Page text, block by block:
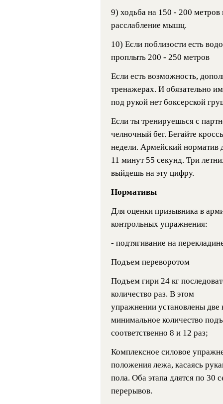
9) ходьба на 150 - 200
расслабление мышц.
10) Если поблизости есть
проплыть 200 - 250 метров
Если есть возможность,
тренажерах. И обязательно
под рукой нет боксерской
Если ты тренируешься с
челночный бег. Бегайте
недели. Армейский норматив
11 минут 55 секунд. Три
выйдешь на эту цифру.
Нормативы
Для оценки призывника в
контрольных упражнения:
- подтягивание на
Подъем переворотом
Подъем гири 24 кг
количество раз. В этом
упражнении установлены две
минимальное количество
соответственно 8 и 12 раз;
Комплексное силовое
положения лежа, касаясь
пола. Оба этапа длятся по 30
перерывов.